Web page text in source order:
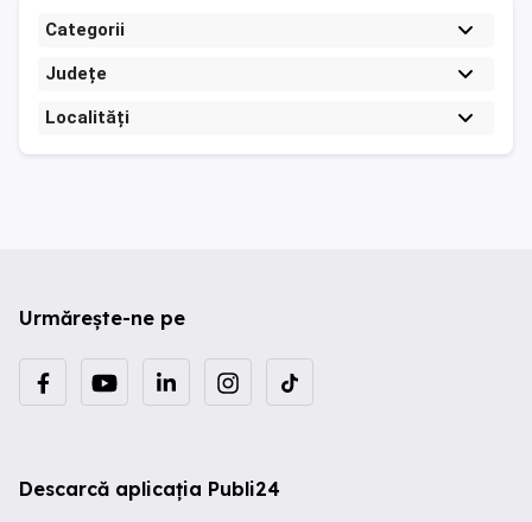
Categorii
Județe
Localități
Urmărește-ne pe
Descarcă aplicația Publi24